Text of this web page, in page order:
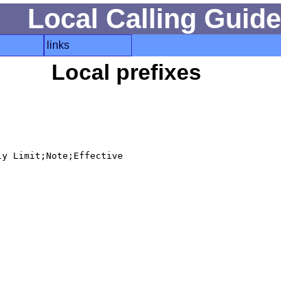
Local Calling Guide
links
Local prefixes